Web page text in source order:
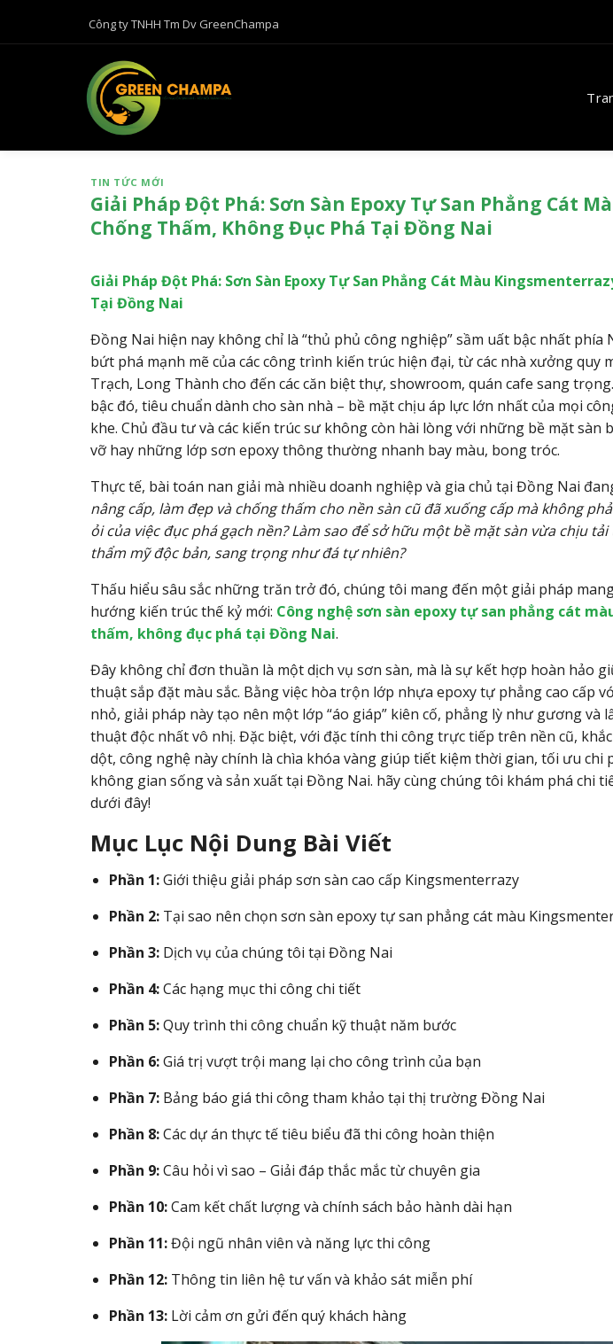
Công ty TNHH Tm Dv GreenChampa
TIN TỨC MỚI
Giải Pháp Đột Phá: Sơn Sàn Epoxy Tự San Phẳng Cát
Chống Thấm, Không Đục Phá Tại Đồng Nai
Giải Pháp Đột Phá: Sơn Sàn Epoxy Tự San Phẳng Cát Màu
Tại Đồng Nai
Đồng Nai hiện nay không chỉ là “thủ phủ công nghiệp” sầm uất bậc nhất phía
bứt phá mạnh mẽ của các công trình kiến trúc hiện đại, từ các nhà xưởng quy
Trạch, Long Thành cho đến các căn biệt thự, showroom, quán cafe sang
bậc đó, tiêu chuẩn dành cho sàn nhà – bề mặt chịu áp lực lớn nhất của mọi
khe. Chủ đầu tư và các kiến trúc sư không còn hài lòng với những bề mặt sàn
vỡ hay những lớp sơn epoxy thông thường nhanh bay màu, bong tróc.
Thực tế, bài toán nan giải mà nhiều doanh nghiệp và gia chủ tại Đồng Nai
nâng cấp, làm đẹp và chống thấm cho nền sàn cũ đã xuống cấp mà không
ỏi của việc đục phá gạch nền? Làm sao để sở hữu một bề mặt sàn vừa chịu
thẩm mỹ độc bản, sang trọng như đá tự nhiên?
Thấu hiểu sâu sắc những trăn trở đó, chúng tôi mang đến một giải pháp
hướng kiến trúc thế kỷ mới: Công nghệ sơn sàn epoxy tự san phẳng cát
thấm, không đục phá tại Đồng Nai.
Đây không chỉ đơn thuần là một dịch vụ sơn sàn, mà là sự kết hợp hoàn hảo
thuật sắp đặt màu sắc. Bằng việc hòa trộn lớp nhựa epoxy tự phẳng cao cấp
nhỏ, giải pháp này tạo nên một lớp “áo giáp” kiên cố, phẳng lỳ như gương và
thuật độc nhất vô nhị. Đặc biệt, với đặc tính thi công trực tiếp trên nền cũ,
dột, công nghệ này chính là chìa khóa vàng giúp tiết kiệm thời gian, tối ưu chi
không gian sống và sản xuất tại Đồng Nai. hãy cùng chúng tôi khám phá chi
dưới đây!
Mục Lục Nội Dung Bài Viết
Phần 1:Giới thiệu giải pháp sơn sàn cao cấp Kingsmenterrazy
Phần 2:Tại sao nên chọn sơn sàn epoxy tự san phẳng cát màu
Phần 3:Dịch vụ của chúng tôi tại Đồng Nai
Phần 4:Các hạng mục thi công chi tiết
Phần 5:Quy trình thi công chuẩn kỹ thuật năm bước
Phần 6:Giá trị vượt trội mang lại cho công trình của bạn
Phần 7:Bảng báo giá thi công tham khảo tại thị trường Đồng Nai
Phần 8:Các dự án thực tế tiêu biểu đã thi công hoàn thiện
Phần 9:Câu hỏi vì sao – Giải đáp thắc mắc từ chuyên gia
Phần 10:Cam kết chất lượng và chính sách bảo hành dài hạn
Phần 11:Đội ngũ nhân viên và năng lực thi công
Phần 12:Thông tin liên hệ tư vấn và khảo sát miễn phí
Phần 13:Lời cảm ơn gửi đến quý khách hàng